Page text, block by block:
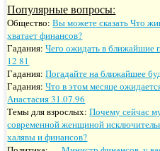
Популярные вопросы:
Общество:Вы можете сказать Что
хватает финансов?
Гадания:Чего ожидать в ближайшие
12 81
Гадания:Погадайте на ближайшее
Гадания:Что в этом месяце
Анастасия 31.07.96
Темы для взрослых:Почему сейчас
современной женщиной
халявы и финансов?